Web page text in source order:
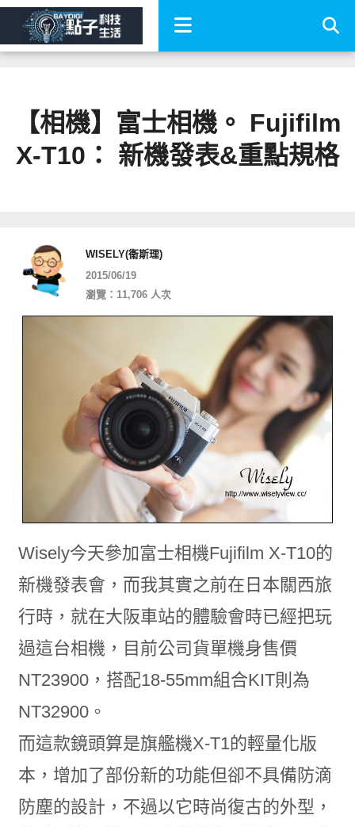
【相機】富士相機。 Fujifilm
X-T10： 新機發表&重點規格
WISELY(衞斯理)
2015/06/19
瀏覽：11,706 人次
Wisely今天參加富士相機Fujifilm X-T10的
新機發表會，而我其實之前在日本關西旅
行時，就在大阪車站的體驗會時已經把玩
過這台相機，目前公司貨單機身售價
NT23900，搭配18-55mm組合KIT則為
NT32900。
而這款鏡頭算是旗艦機X-T1的輕量化版
本，增加了部份新的功能但卻不具備防滴
防塵的設計，不過以它時尚復古的外型，